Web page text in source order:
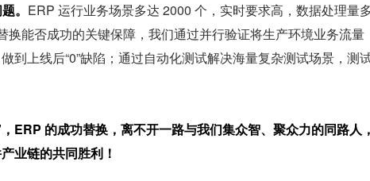
。 ERP 运行业务场景多达 2000 个，实时要求高，数据处理量
换能否成功的关键保障，我们通过并行验证将生产环境业务流量
到上线后“0”缺陷；通过自动化测试解决海量复杂测试场景，测
ERP 的成功替换，离不开一路与我们集众智、聚众力的同路人
业链的共同胜利！